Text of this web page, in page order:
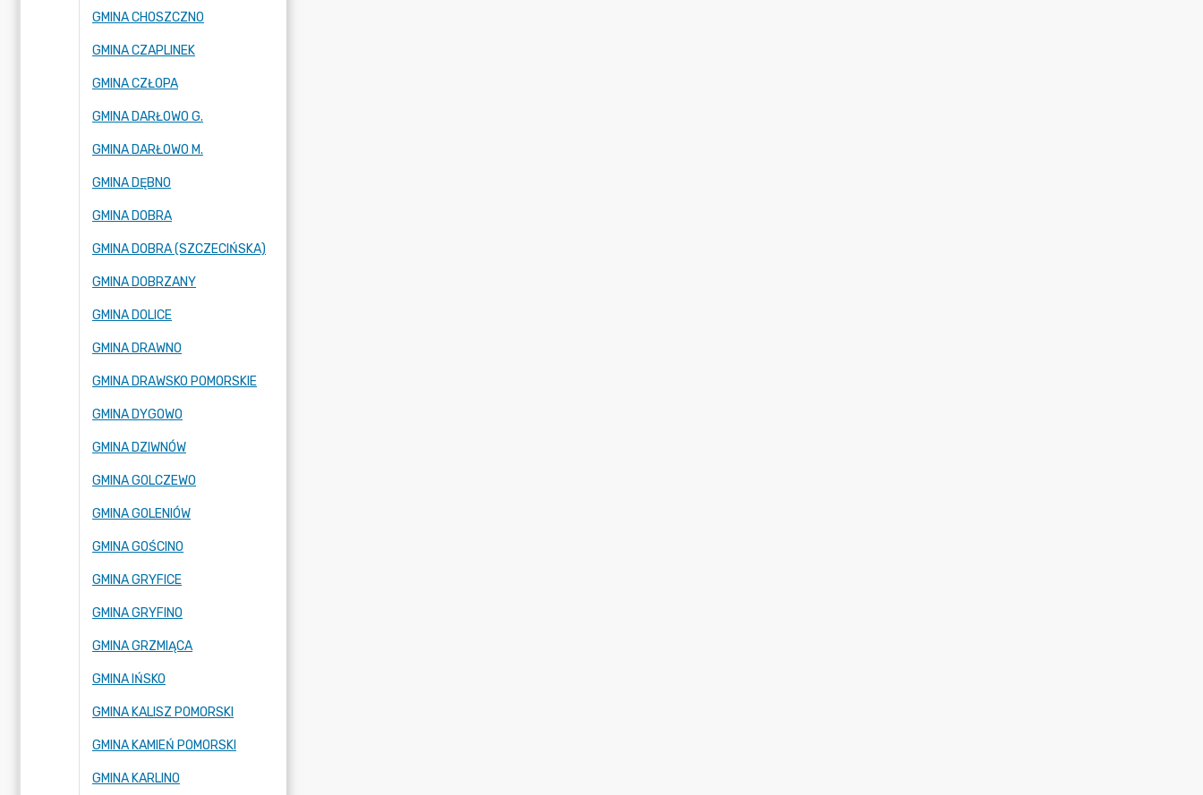
GMINA CHOSZCZNO
GMINA CZAPLINEK
GMINA CZŁOPA
GMINA DARŁOWO G.
GMINA DARŁOWO M.
GMINA DĘBNO
GMINA DOBRA
GMINA DOBRA (SZCZECIŃSKA)
GMINA DOBRZANY
GMINA DOLICE
GMINA DRAWNO
GMINA DRAWSKO POMORSKIE
GMINA DYGOWO
GMINA DZIWNÓW
GMINA GOLCZEWO
GMINA GOLENIÓW
GMINA GOŚCINO
GMINA GRYFICE
GMINA GRYFINO
GMINA GRZMIĄCA
GMINA IŃSKO
GMINA KALISZ POMORSKI
GMINA KAMIEŃ POMORSKI
GMINA KARLINO